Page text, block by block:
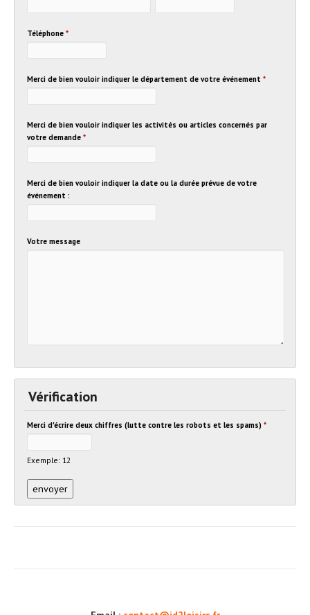
Téléphone *
Merci de bien vouloir indiquer le département de votre événement *
Merci de bien vouloir indiquer les activités ou articles concernés par
votre demande *
Merci de bien vouloir indiquer la date ou la durée prévue de votre
événement :
Votre message
Vérification
Merci d'écrire deux chiffres (lutte contre les robots et les spams) *
Exemple: 12